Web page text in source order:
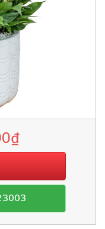
₫